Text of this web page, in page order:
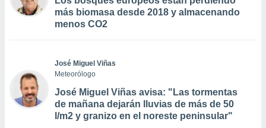
más biomasa desde 2018 y almacenando
menos CO2
José Miguel Viñas
Meteorólogo
José Miguel Viñas avisa: "Las tormentas
de mañana dejarán lluvias de más de 50
l/m2 y granizo en el noreste peninsular"